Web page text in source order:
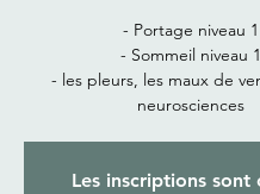
- Portage niveau 1
- Sommeil niveau 1
- les pleurs, les maux de
neurosciences
Les inscriptions sont